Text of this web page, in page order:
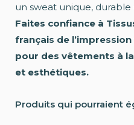
un sweat unique,
Faites confiance à
français de
pour des vêtements à
et esthétiques.
Produits qui pourraient